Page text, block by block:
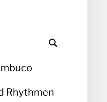
Rhythmen